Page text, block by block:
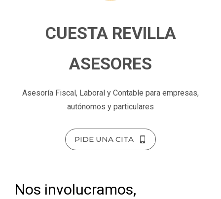
CUESTA REVILLA
ASESORES
Asesoría Fiscal, Laboral y Contable para empresas,
autónomos y particulares
PIDE UNA CITA
Nos involucramos,